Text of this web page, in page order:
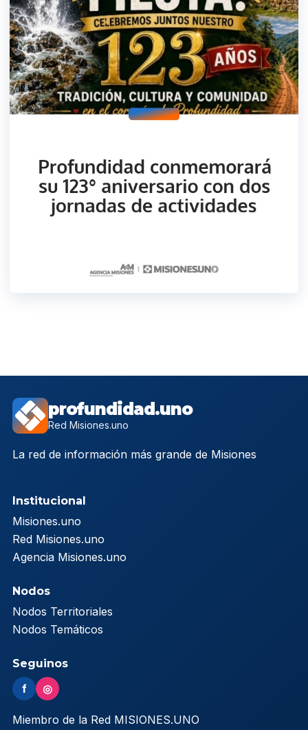
profundidad.uno
Red Misiones.uno
La red de información más grande de Misiones
Institucional
Misiones.uno
Red Misiones.uno
Agencia Misiones.uno
Nodos
Nodos Territoriales
Nodos Temáticos
Seguinos
f ◎
Miembro de la Red MISIONES.UNO